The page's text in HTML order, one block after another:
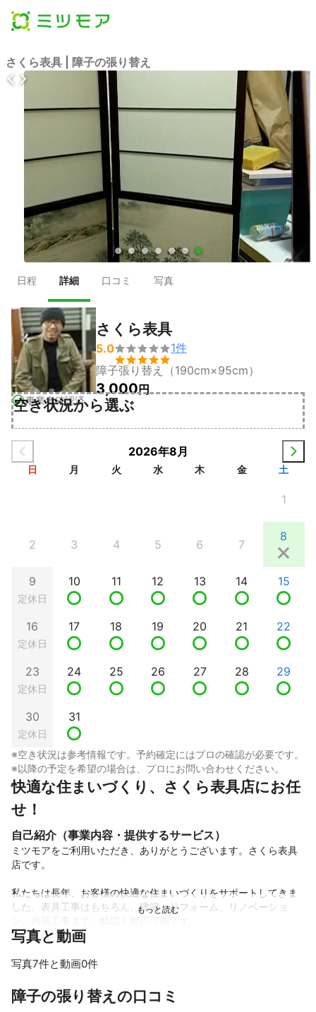
さくら表具 | 障子の張り替え
● ● ● ● ● ● ●
日程 詳細 口コミ 写真
事業者確認済
さくら表具
5.0

1件
障子張り替え（190cm×95cm）
3,000円
空き状況から選ぶ
2026年8月
日 月 火 水 木 金 土
1
2 3 4 5 6 7
8
9
定休日
10 11 12 13 14 15
16
定休日
17 18 19 20 21 22
23
定休日
24 25 26 27 28 29
30
定休日
31
※空き状況は参考情報です。予約確定にはプロの確認が必要です。
※以降の予定を希望の場合は、プロにお問い合わせください。
快適な住まいづくり、さくら表具店にお任
せ！
自己紹介（事業内容・提供するサービス）
ミツモアをご利用いただき、ありがとうございます。さくら表具
店です。
私たちは長年、お客様の快適な住まいづくりをサポートしてきま
した。表具工事はもちろん、建築、リフォーム、リノベーショ
熟練の職人が、お客様のご要望を丁寧に伺い、最適なプランをご
ください。
ます。住まいに関するお困りごとは、さくら表具店にお任せくだ
さい。
写真と動画
写真7件と動画0件
障子の張り替えの口コミ